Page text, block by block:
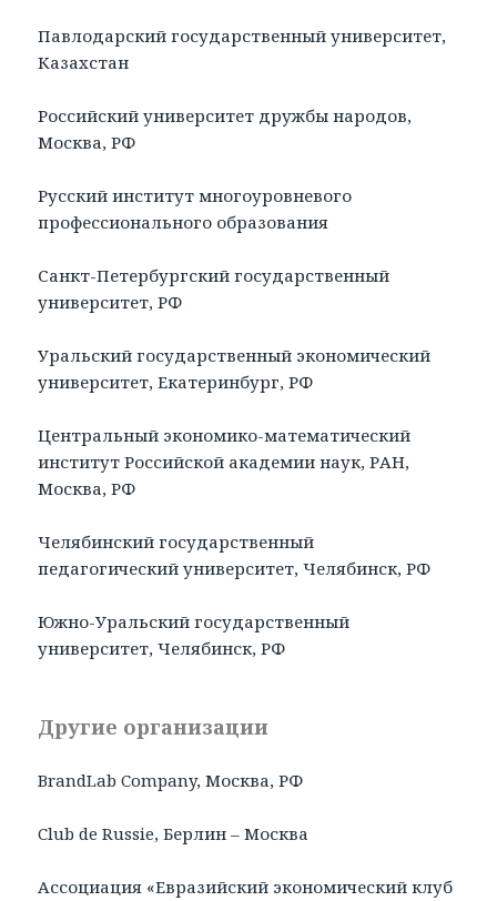
Павлодарский государственный университет,
Казахстан
Российский университет дружбы народов,
Москва, РФ
Русский институт многоуровневого
профессионального образования
Санкт-Петербургский государственный
университет, РФ
Уральский государственный экономический
университет, Екатеринбург, РФ
Центральный экономико-математический
институт Российской академии наук, РАН,
Москва, РФ
Челябинский государственный
педагогический университет, Челябинск, РФ
Южно-Уральский государственный
университет, Челябинск, РФ
Другие организации
BrandLab Company, Москва, РФ
Club de Russie, Берлин – Москва
Ассоциация «Евразийский экономический клуб